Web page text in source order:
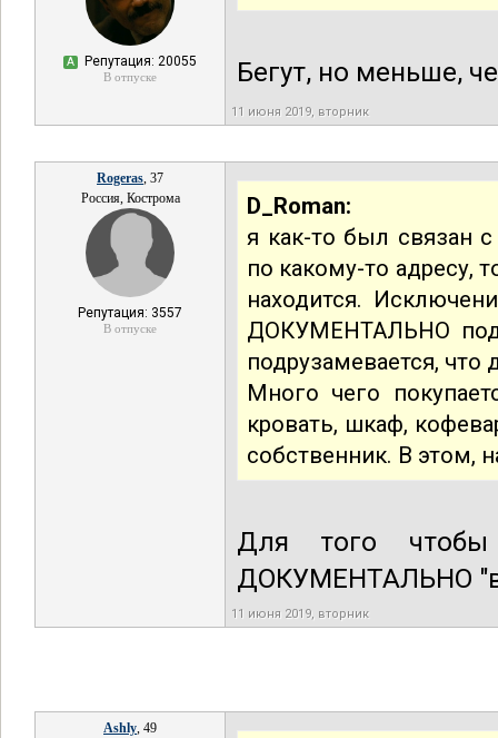
А Репутация: 20055
В отпуске Бегут, но меньше,
11 июня 2019, вторник
Rogeras, 37
Россия, Кострома
Репутация: 3557
В отпуске
D_Roman:
я как-то был связан
по какому-то адресу,
находится.
ДОКУМЕНТАЛЬНО
подрузамевается,
Много чего
кровать, шкаф,
собственник. В этом,
Для того
ДОКУМЕНТАЛЬНО
11 июня 2019, вторник
Ashly, 49